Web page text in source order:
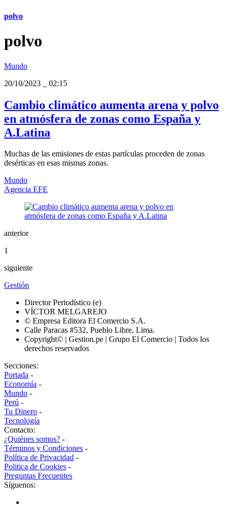
polvo
polvo
Mundo
20/10/2023
02:15
Cambio climático aumenta arena y polvo
en atmósfera de zonas como España y
A.Latina
Muchas de las emisiones de estas partículas proceden de zonas
desérticas en esas mismas zonas.
Mundo
Agencia EFE
anterior
1
siguiente
Gestión
Director Periodístico (e)
VÍCTOR MELGAREJO
© Empresa Editora El Comercio S.A.
Calle Paracas #532, Pueblo Libre, Lima.
Copyright© | Gestion.pe | Grupo El Comercio | Todos los
derechos reservados
Secciones:
Portada -
Economía -
Mundo -
Perú -
Tu Dinero -
Tecnología
Contacto:
¿Quiénes somos? -
Términos y Condiciones -
Política de Privacidad -
Politica de Cookies -
Preguntas Frecuentes
Síguenos: